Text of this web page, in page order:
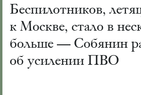
Беспилотников,
к Москве, стало в
больше — Собянин
об усилении ПВО